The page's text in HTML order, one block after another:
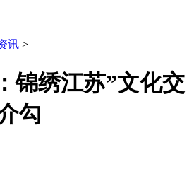
讯 >
锦绣江苏”文化交
勾